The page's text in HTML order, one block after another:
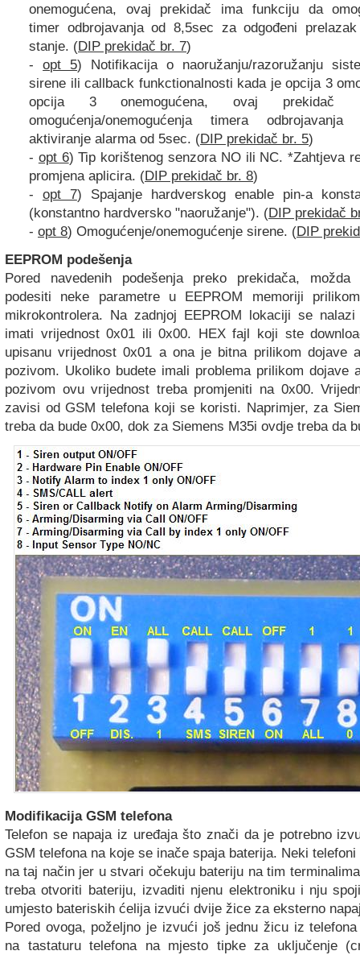
onemogućena, ovaj prekidač ima funkciju da
timer odbrojavanja od 8,5sec za odgođeni
stanje. (DIP prekidač br. 7)
-opt 5) Notifikacija o naoružanju/razoružanju
sirene ili callback funkctionalnosti kada je opcija 3
opcija 3 onemogućena, ovaj prekidač
omogućenja/onemogućenja timera
aktiviranje alarma od 5sec. (DIP prekidač br. 5)
- opt 6) Tip korištenog senzora NO ili NC. *Zahtjeva
promjena aplicira. (DIP prekidač br. 8)
- opt 7) Spajanje hardverskog enable pin-a
(konstantno hardversko "naoružanje"). (DIP prekidač
- opt 8) Omogućenje/onemogućenje sirene. (DIP
EEPROM podešenja
Pored navedenih podešenja preko prekidača, možda
podesiti neke parametre u EEPROM memoriji
mikrokontrolera. Na zadnjoj EEPROM lokaciji se
imati vrijednost 0x01 ili 0x00. HEX fajl koji ste
upisanu vrijednost 0x01 a ona je bitna prilikom dojave
pozivom. Ukoliko budete imali problema prilikom dojave
pozivom ovu vrijednost treba promjeniti na 0x00.
zavisi od GSM telefona koji se koristi. Naprimjer, za
treba da bude 0x00, dok za Siemens M35i ovdje treba da
Modifikacija GSM telefona
Telefon se napaja iz uređaja što znači da je potrebno
GSM telefona na koje se inače spaja baterija. Neki
na taj način jer u stvari očekuju bateriju na tim
treba otvoriti bateriju, izvaditi njenu elektroniku i nju
umjesto bateriskih ćelija izvući dvije žice za eksterno
Pored ovoga, poželjno je izvući još jednu žicu iz
na tastaturu telefona na mjesto tipke za uključenje